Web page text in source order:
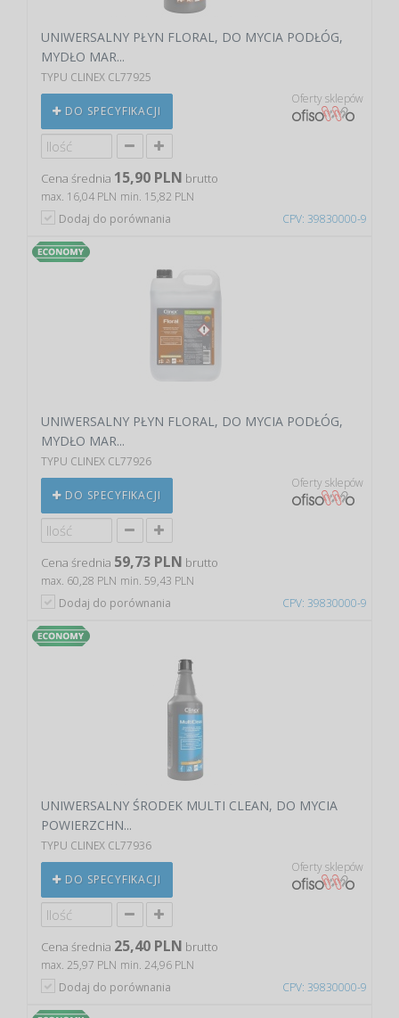
CPV: 39830000-9
UNIWERSALNY PŁYN FLORAL, DO MYCIA PODŁÓG,
MYDŁO MAR...
TYPU CLINEX CL77925
DO SPECYFIKACJI
Oferty sklepów
Cena średnia 15,90 PLN brutto
max. 16,04 PLN min. 15,82 PLN
Dodaj do porównania
CPV: 39830000-9
UNIWERSALNY PŁYN FLORAL, DO MYCIA PODŁÓG,
MYDŁO MAR...
TYPU CLINEX CL77926
DO SPECYFIKACJI
Oferty sklepów
Cena średnia 59,73 PLN brutto
max. 60,28 PLN min. 59,43 PLN
Dodaj do porównania
CPV: 39830000-9
UNIWERSALNY ŚRODEK MULTI CLEAN, DO MYCIA
POWIERZCHN...
TYPU CLINEX CL77936
DO SPECYFIKACJI
Oferty sklepów
Cena średnia 25,40 PLN brutto
max. 25,97 PLN min. 24,96 PLN
Dodaj do porównania